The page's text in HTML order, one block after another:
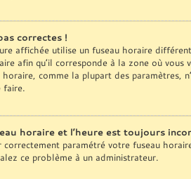
correctes !
affichée utilise un fuseau horaire
afin qu’il corresponde à la zone où
comme la plupart des paramètres,
faire.
horaire et l’heure est toujours
correctement paramétré votre fuseau
ce problème à un administrateur.